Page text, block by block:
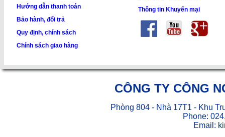
Hướng dẫn thanh toán
Bảo hành, đổi trả
Quy định, chính sách
Chính sách giao hàng
Thông tin Khuyến mại
CÔNG TY CÔNG
Phòng 804 - Nhà 17T1 - Khu
Phone:
Email: